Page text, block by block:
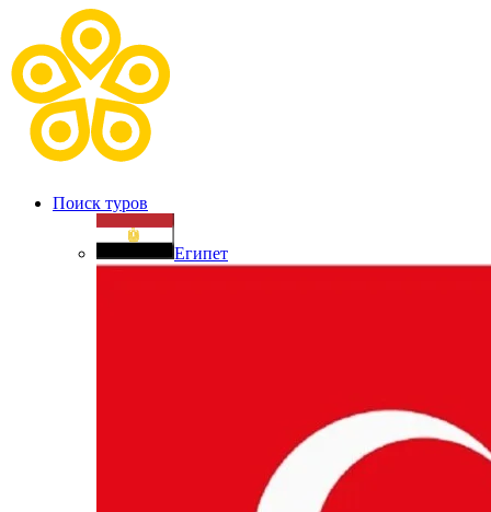
Поиск туров
Египет